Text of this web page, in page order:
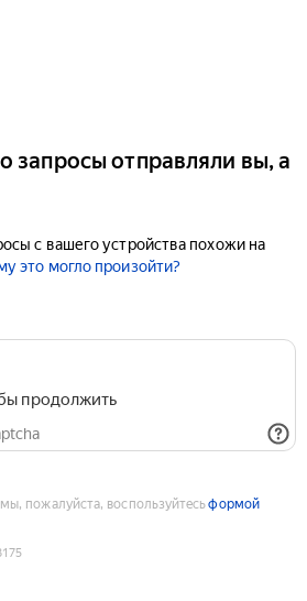
запросы отправляли вы, а
с вашего устройства похожи на
это могло произойти?
продолжить
пожалуйста, воспользуйтесьформой